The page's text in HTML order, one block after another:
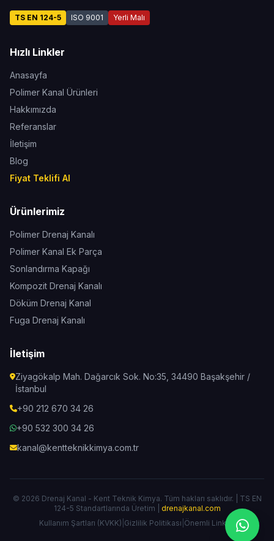
TS EN 124-5 ISO 9001 Yerli Malı
Hızlı Linkler
Anasayfa
Polimer Kanal Ürünleri
Hakkımızda
Referanslar
İletişim
Blog
Fiyat Teklifi Al
Ürünlerimiz
Polimer Drenaj Kanalı
Polimer Kanal Ek Parça
Sonlandırma Kapağı
Kompozit Drenaj Kanalı
Döküm Drenaj Kanal
Fuga Drenaj Kanalı
İletişim
Ziyagökalp Mah. Dağarcık Sok. No:35, 34490 Başakşehir /
İstanbul
+90 212 670 34 26
+90 532 300 34 26
kanal@kentteknikkimya.com.tr
© 2026 Drenaj Kanal - Kent Teknik Kimya. Tüm hakları saklıdır. | TS EN
124-5 Standartlarında Üretim | drenajkanal.com
Kullanım Şartları (KVKK) Gizlilik Politikası Önemli Linkler